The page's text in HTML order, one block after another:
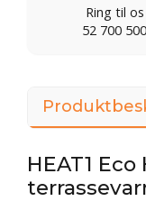
Ring til os
52 700 500
HEAT1